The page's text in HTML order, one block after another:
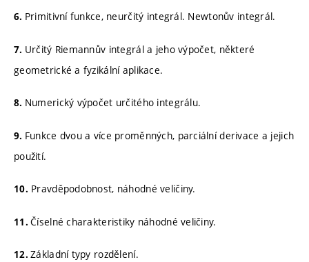
6. Primitivní funkce, neurčitý integrál. Newtonův integrál.
7. Určitý Riemannův integrál a jeho výpočet, některé
geometrické a fyzikální aplikace.
8. Numerický výpočet určitého integrálu.
9. Funkce dvou a více proměnných, parciální derivace a jejich
použití.
10. Pravděpodobnost, náhodné veličiny.
11.Číselné charakteristiky náhodné veličiny.
12.Základní typy rozdělení.